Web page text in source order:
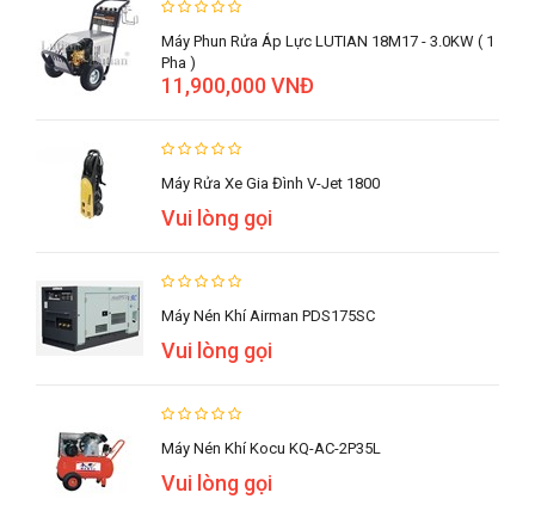
Máy Phun Rửa Áp Lực LUTIAN 18M17 - 3.0KW ( 1
Pha )
11,900,000 VNĐ
Máy Rửa Xe Gia Đình V-Jet 1800
Vui lòng gọi
Máy Nén Khí Airman PDS175SC
Vui lòng gọi
Máy Nén Khí Kocu KQ-AC-2P35L
Vui lòng gọi